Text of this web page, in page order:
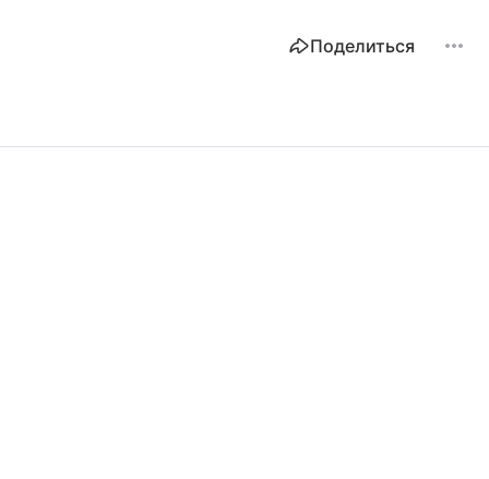
Поделиться